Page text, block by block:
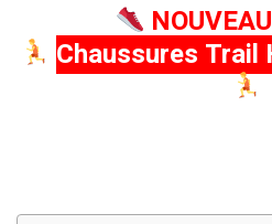
Chaussures Trail